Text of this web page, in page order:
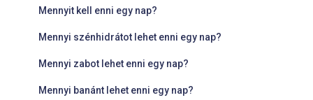
Mennyit kell enni egy nap?
Mennyi szénhidrátot lehet enni egy nap?
Mennyi zabot lehet enni egy nap?
Mennyi banánt lehet enni egy nap?